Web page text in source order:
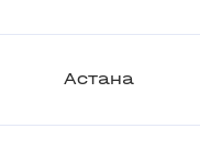
Астана